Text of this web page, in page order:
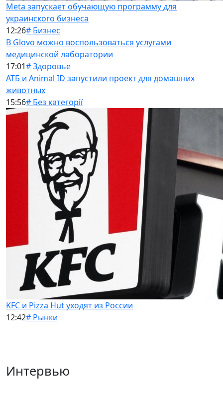
Meta запускает обучающую программу для
украинского бизнеса
12:26# Бизнес
В Glovo можно воспользоваться услугами
медицинской лаборатории
17:01# Здоровье
АТБ и Animal ID запустили проект для домашних
животных
15:56# Без категорії
KFC и Pizza Hut уходят из России
12:42# Рынки
Интервью